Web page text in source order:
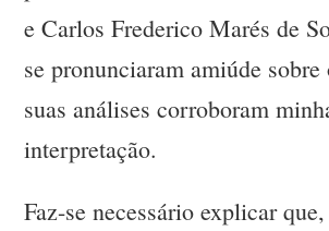
e Carlos Frederico Marés de
se pronunciaram amiúde sobre
suas análises corroboram
interpretação.
Faz-se necessário explicar